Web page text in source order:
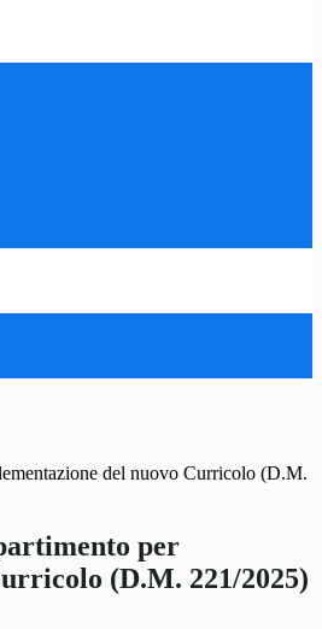
del nuovo Curricolo (D.M.
per
(D.M. 221/2025)